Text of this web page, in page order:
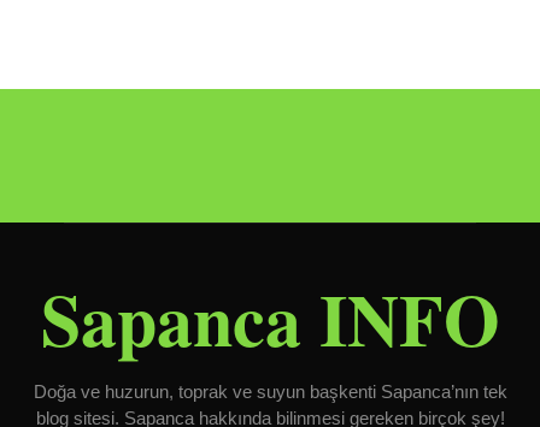
Sapanca INFO
Doğa ve huzurun, toprak ve suyun başkenti Sapanca’nın tek
blog sitesi. Sapanca hakkında bilinmesi gereken birçok şey!